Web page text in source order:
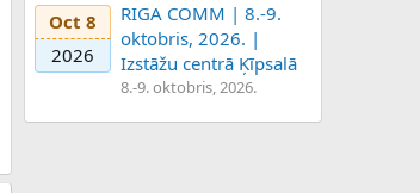
Oct 8
2026
RIGA COMM | 8.-9.
oktobris, 2026. |
Izstāžu centrā Ķīpsalā
8.-9. oktobris, 2026.